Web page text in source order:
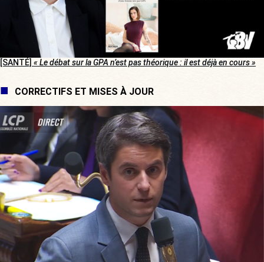
[SANTÉ] « Le débat sur la GPA n’est pas théorique : il est déjà en cours »
CORRECTIFS ET MISES À JOUR